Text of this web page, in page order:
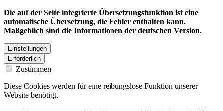
Die auf der Seite integrierte Übersetzungsfunktion ist eine
automatische Übersetzung, die Fehler enthalten kann.
Maßgeblich sind die Informationen der deutschen Version.
Einstellungen
Erforderlich
Zustimmen
Diese Cookies werden für eine reibungslose Funktion unserer
Website benötigt.